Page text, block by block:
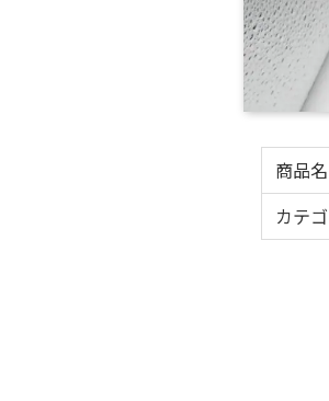
商品名
カテ